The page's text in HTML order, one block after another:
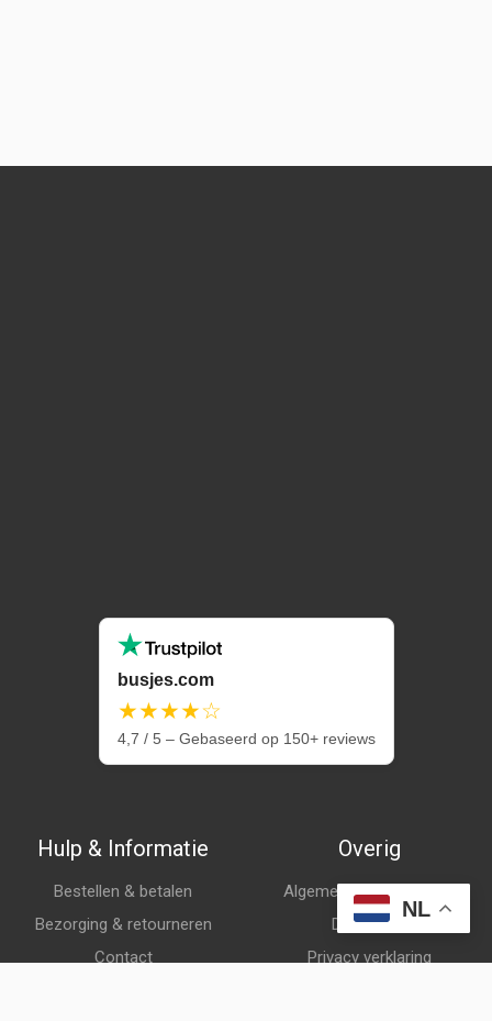
busjes.com
★★★★☆
4,7 / 5 – Gebaseerd op 150+ reviews
Hulp & Informatie
Bestellen & betalen
Bezorging & retourneren
Contact
Overig
Algemene voorwaarden
Disclaimer
Privacy verklaring
NL